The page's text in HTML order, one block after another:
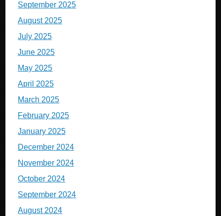
September 2025
August 2025
July 2025
June 2025
May 2025
April 2025
March 2025
February 2025
January 2025
December 2024
November 2024
October 2024
September 2024
August 2024